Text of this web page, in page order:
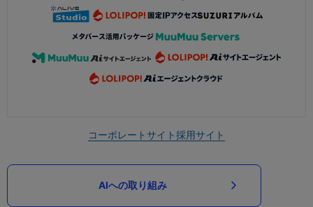
コーポレートサイト採用サイト
AIへの取り組み